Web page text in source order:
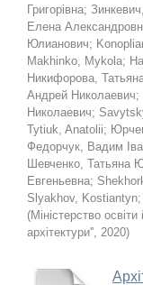
Григорівна;
Елена
Юлианович;
Makhinko, Mykola;
Никифорова,
Андрей Николаевич;
Николаевич;
Tytiuk, Anatolii;
Федорчук, Вадим
Шевченко, Татьяна
Евгеньевна;
Slyakhov, Kostiantyn;
(Міністерство
архітектури'', 2020)